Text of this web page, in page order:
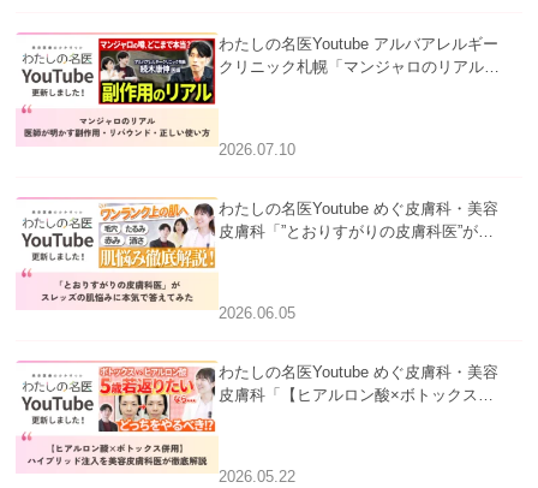
わたしの名医Youtube アルバアレルギー
クリニック札幌「マンジャロのリアル｜
い使い方」を公開いたしました。
2026.07.10
わたしの名医Youtube めぐ皮膚科・美容
皮膚科「”とおりすがりの皮膚科医”がス
公開いたしました。
2026.06.05
わたしの名医Youtube めぐ皮膚科・美容
皮膚科「【ヒアルロン酸×ボトックス併
徹底解説」を公開いたしました。
2026.05.22